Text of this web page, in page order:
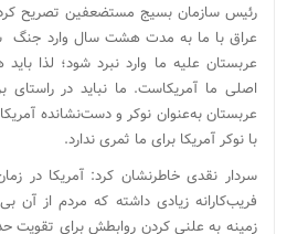
رئیس سازمان بسیج مستضعفین تصریح
عراق با ما به مدت هشت سال وارد جنگ
عربستان علیه ما وارد نبرد شود؛ لذا
اصلی ما آمریکاست. ما نباید در راستای
عربستان به‌عنوان نوکر و دست‌نشانده
با نوکر آمریکا برای ما ثمری ندارد.
سردار نقدی خاطرنشان کرد: آمریکا در
فریب‌کارانه زیادی داشته که مردم از آن
زمینه به علنی کردن روابطش برای تقویت